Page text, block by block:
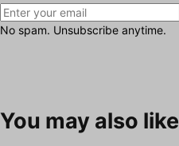
No spam. Unsubscribe anytime.
You may also like